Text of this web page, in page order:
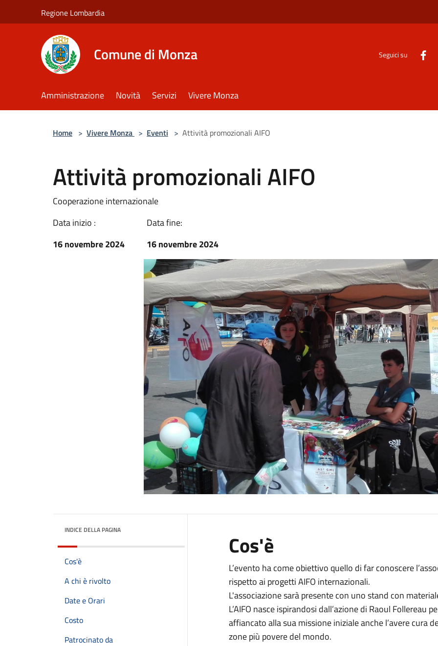
Regione Lombardia
Comune di Monza Seguici su
Amministrazione Novità Servizi Vivere Monza
Home > Vivere Monza > Eventi > Attività promozionali AIFO
Attività promozionali AIFO
Cooperazione internazionale
Data inizio :
16 novembre 2024
Data fine:
16 novembre 2024
INDICE DELLA PAGINA
Cos'è
A chi è rivolto
Date e Orari
Costo
Patrocinato da
Cos'è
L’evento ha come obiettivo quello di far conoscere
rispetto ai progetti AIFO internazionali.
L'associazione sarà presente con uno stand con
L’AIFO nasce ispirandosi dall’azione di Raoul Follereau
affiancato alla sua missione iniziale anche l’avere cura
zone più povere del mondo.